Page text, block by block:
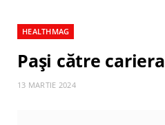
HEALTHMAG
Pași către
13 MARTIE 2024